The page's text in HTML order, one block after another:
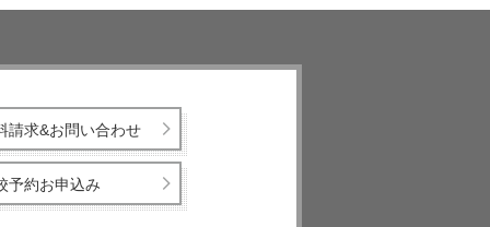
請求&お問い合わせ
予約お申込み